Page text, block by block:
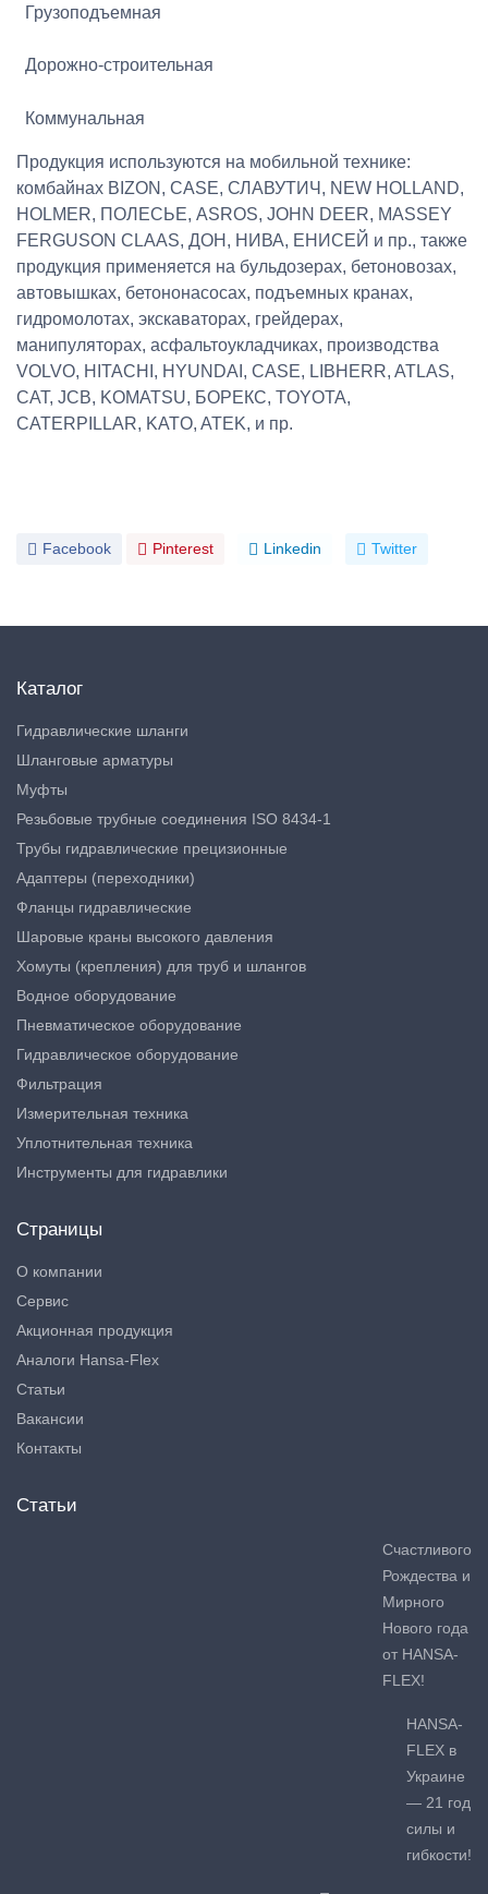
Грузоподъемная
Дорожно-строительная
Коммунальная
Продукция используются на мобильной технике:
комбайнах BIZON, CASE, СЛАВУТИЧ, NEW HOLLAND,
HOLMER, ПОЛЕСЬЕ, АSROS, JOHN DEER, MASSEY
FERGUSON CLAAS, ДОН, НИВА, ЕНИСЕЙ и пр., также
продукция применяется на бульдозерах, бетоновозах,
автовышках, бетононасосах, подъемных кранах,
гидромолотах, экскаваторах, грейдерах,
манипуляторах, асфальтоукладчиках, производства
VOLVO, HITACHI, HYUNDAI, CASE, LIBHERR, ATLAS,
CAT, JCB, KOMATSU, БОРЕКС, TOYOTA,
CATERPILLAR, KATO, ATEK, и пр.
Facebook Pinterest Linkedin Twitter
Каталог
Гидравлические шланги
Шланговые арматуры
Муфты
Резьбовые трубные соединения ISO 8434-1
Трубы гидравлические прецизионные
Адаптеры (переходники)
Фланцы гидравлические
Шаровые краны высокого давления
Хомуты (крепления) для труб и шлангов
Водное оборудование
Пневматическое оборудование
Гидравлическое оборудование
Фильтрация
Измерительная техника
Уплотнительная техника
Инструменты для гидравлики
Страницы
О компании
Сервис
Акционная продукция
Аналоги Hansa-Flex
Статьи
Вакансии
Контакты
Статьи
Счастливого
Рождества и
Мирного
Нового года
от HANSA-
FLEX!
HANSA-
FLEX в
Украине
— 21 год
силы и
гибкости!